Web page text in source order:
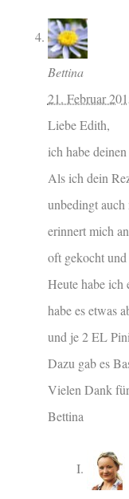
Bettina
21. Februar
Liebe Edith,
ich habe
Als ich dein
unbedingt auch
erinnert mich
oft gekocht
Heute habe ich
habe es etwas
und je 2 EL
Dazu gab es
Vielen Dank
Bettina